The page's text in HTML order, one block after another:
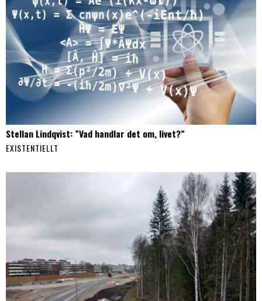
Stellan Lindqvist: ”Vad handlar det om, livet?”
EXISTENTIELLT